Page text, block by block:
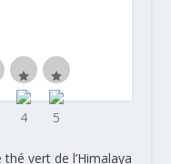
thé vert de l’Himalaya